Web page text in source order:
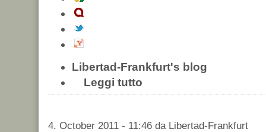
Libertad-Frankfurt's blog
Leggi tutto
4. October 2011 - 11:46 da Libertad-Frankfurt